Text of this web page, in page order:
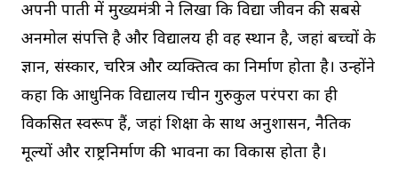
अपनी पाती में मुख्यमंत्री ने लिखा कि विद्या जीवन की सबसे
अनमोल संपत्ति है और विद्यालय ही वह स्थान है, जहां बच्चों के
ज्ञान, संस्कार, चरित्र और व्यक्तित्व का निर्माण होता है। उन्होंने
कहा कि आधुनिक विद्यालय प्राचीन गुरुकुल परंपरा का ही
विकसित स्वरूप हैं, जहां शिक्षा के साथ अनुशासन, नैतिक
मूल्यों और राष्ट्रनिर्माण की भावना का विकास होता है।